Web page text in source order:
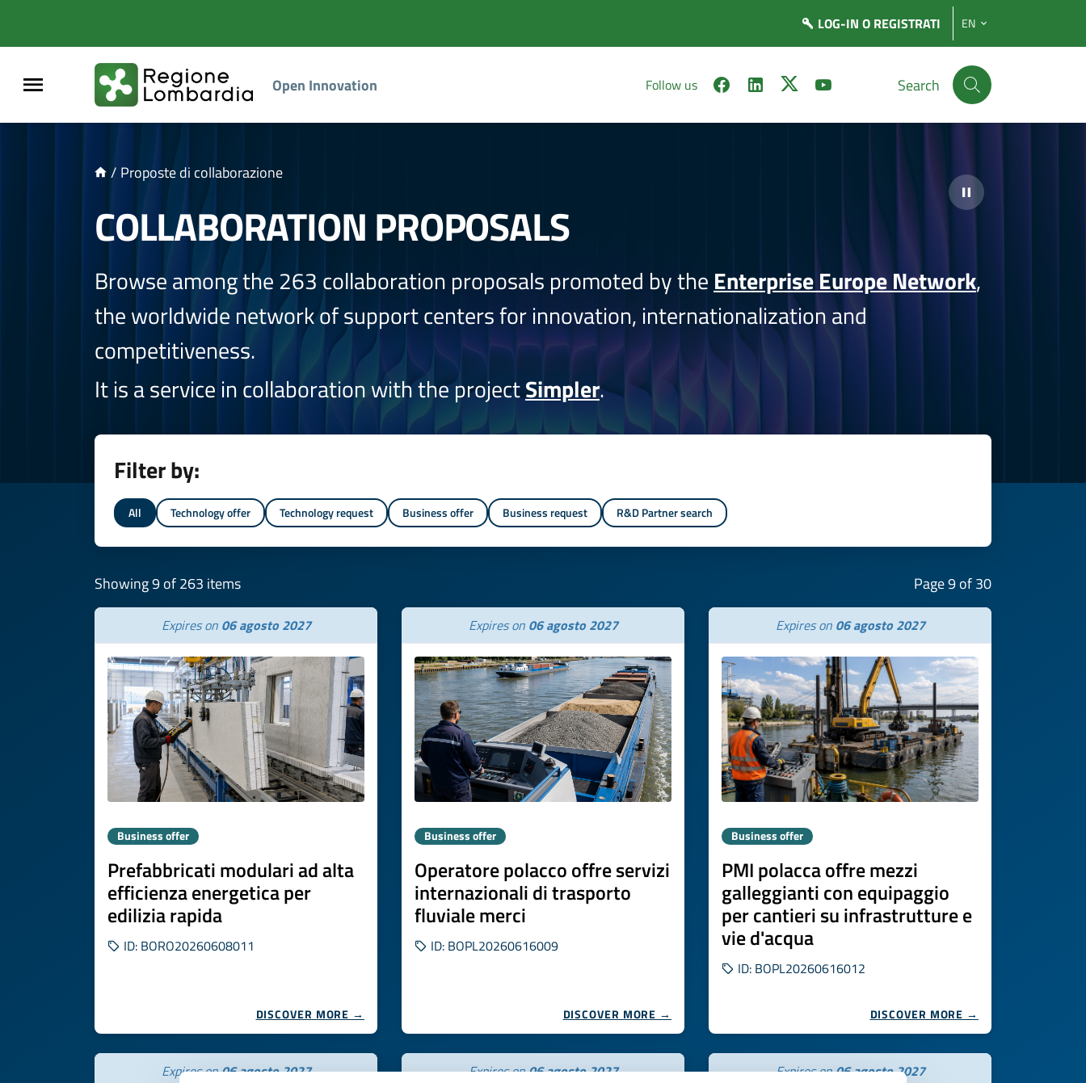
LOG-IN O REGISTRATI EN
Open Innovation Follow us Search
/ Proposte di collaborazione
COLLABORATION PROPOSALS
Browse among the 263 collaboration proposals promoted by the Enterprise Europe Network,
the worldwide network of support centers for innovation, internationalization and
competitiveness.
It is a service in collaboration with the projectSimpler.
Filter by:
All Technology offer Technology request Business offer Business request R&D Partner search
Showing 9 of 263 items Page 9 of 30
Expires on 06 agosto 2027
Business offer
Prefabbricati modulari ad alta
efficienza energetica per
edilizia rapida
ID: BORO20260608011
DISCOVER MORE →
Expires on 06 agosto 2027
Business offer
Operatore polacco offre servizi
internazionali di trasporto
fluviale merci
ID: BOPL20260616009
DISCOVER MORE →
Expires on 06 agosto 2027
Business offer
PMI polacca offre mezzi
galleggianti con equipaggio
per cantieri su infrastrutture e
vie d'acqua
ID: BOPL20260616012
DISCOVER MORE →
Expires on06 agosto 2027 Expires on06 agosto 2027 Expires on06 agosto 2027